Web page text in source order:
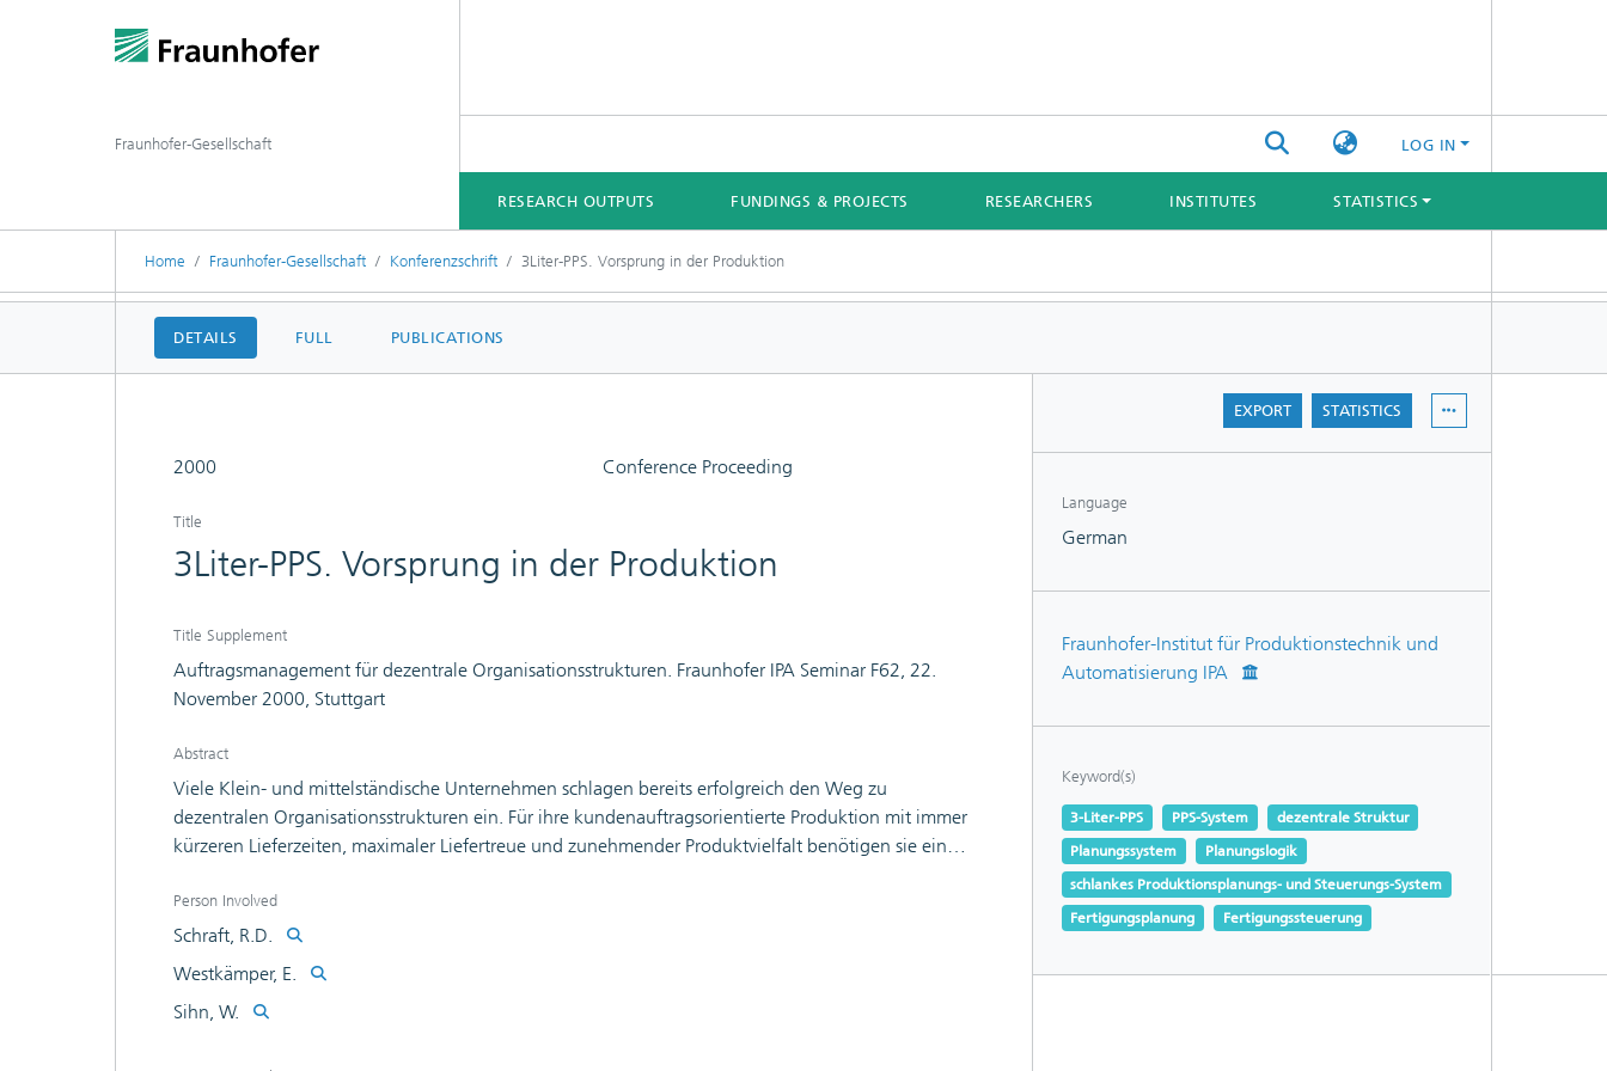
LOG IN
RESEARCH OUTPUTS FUNDINGS & PROJECTS RESEARCHERS INSTITUTES STATISTICS
Fraunhofer-Gesellschaft
Home Fraunhofer-Gesellschaft Konferenzschrift 3Liter-PPS. Vorsprung in der Produktion
DETAILS FULL PUBLICATIONS
EXPORT STATISTICS
2000 Conference Proceeding
Title
3Liter-PPS. Vorsprung in der Produktion
Title Supplement
Auftragsmanagement für dezentrale Organisationsstrukturen. Fraunhofer IPA Seminar F62, 22.
November 2000, Stuttgart
Abstract
Viele Klein- und mittelständische Unternehmen schlagen bereits erfolgreich den Weg zu
dezentralen Organisationsstrukturen ein. Für ihre kundenauftragsorientierte Produktion mit immer
kürzeren Lieferzeiten, maximaler Liefertreue und zunehmender Produktvielfalt benötigen sie eine
herkömmlichen PPS-Systmen besteht aufgrund der stufenweisen Detailplanung eine große
Diskrepanz zwischen der Ist-Situation in der Proudkton und dem vom PPS-System ausgegebenen
Produktionsplan. Am Franhofer IPA haben wir ein schlankes und innovatives Produktionsplanungs-
und Steuerungs-System entwickelt, das der Devise "Software follows organization" folgt. Das
3Liter-PPS ermöglicht erstmals die konsequente Abbildung dezentraler Strukturen in der Planung
Person Involved
Schraft, R.D.
Westkämper, E.
Sihn, W.
Language
German
Fraunhofer-Institut für Produktionstechnik und
Automatisierung IPA
Keyword(s)
3-Liter-PPS PPS-System
dezentrale Struktur
Planungssystem
Planungslogik
schlankes Produktionsplanungs- und Steuerungs-System
Fertigungsplanung
Fertigungssteuerung